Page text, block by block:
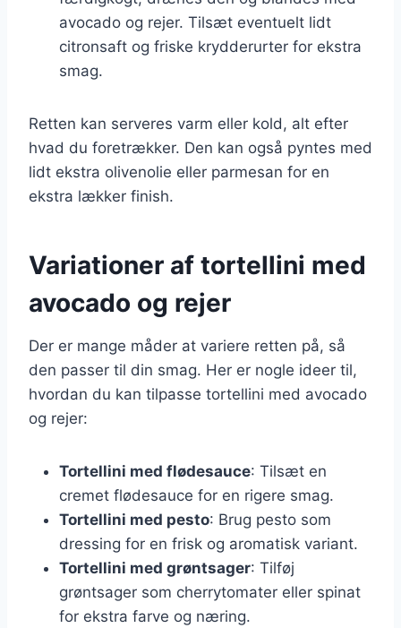
avocado og rejer. Tilsæt eventuelt lidt
citronsaft og friske krydderurter for ekstra
smag.
Retten kan serveres varm eller kold, alt efter
hvad du foretrækker. Den kan også pyntes med
lidt ekstra olivenolie eller parmesan for en
ekstra lækker finish.
Variationer af tortellini med
avocado og rejer
Der er mange måder at variere retten på, så
den passer til din smag. Her er nogle ideer til,
hvordan du kan tilpasse tortellini med avocado
og rejer:
Tortellini med flødesauce: Tilsæt en
cremet flødesauce for en rigere smag.
Tortellini med pesto: Brug pesto som
dressing for en frisk og aromatisk variant.
Tortellini med grøntsager: Tilføj
grøntsager som cherrytomater eller spinat
for ekstra farve og næring.